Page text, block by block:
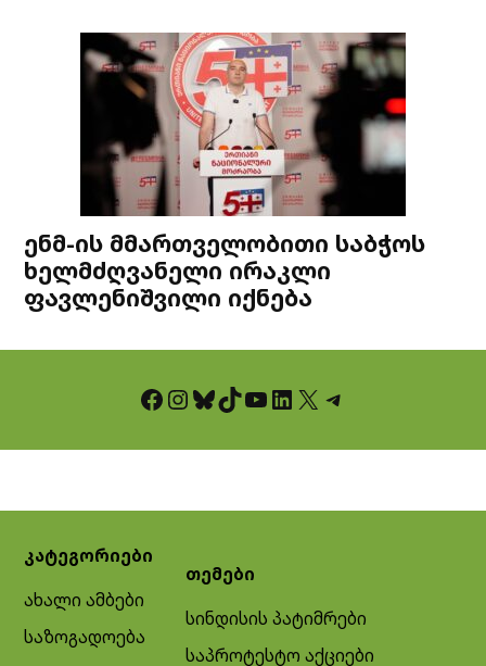
ენმ-ის მმართველობითი საბჭოს
ხელმძღვანელი ირაკლი
ფავლენიშვილი იქნება
Facebook InstagramBluesky TikTok YouTube LinkedIn X Telegram
კატეგორიები
ახალი ამბები
საზოგადოება
თემები
სინდისის პატიმრები
საპროტესტო აქციები